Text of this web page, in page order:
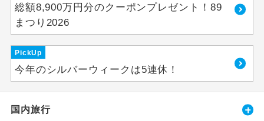
総額8,900万円分のクーポンプレゼント！89
まつり2026
PickUp
今年のシルバーウィークは5連休！
国内旅行